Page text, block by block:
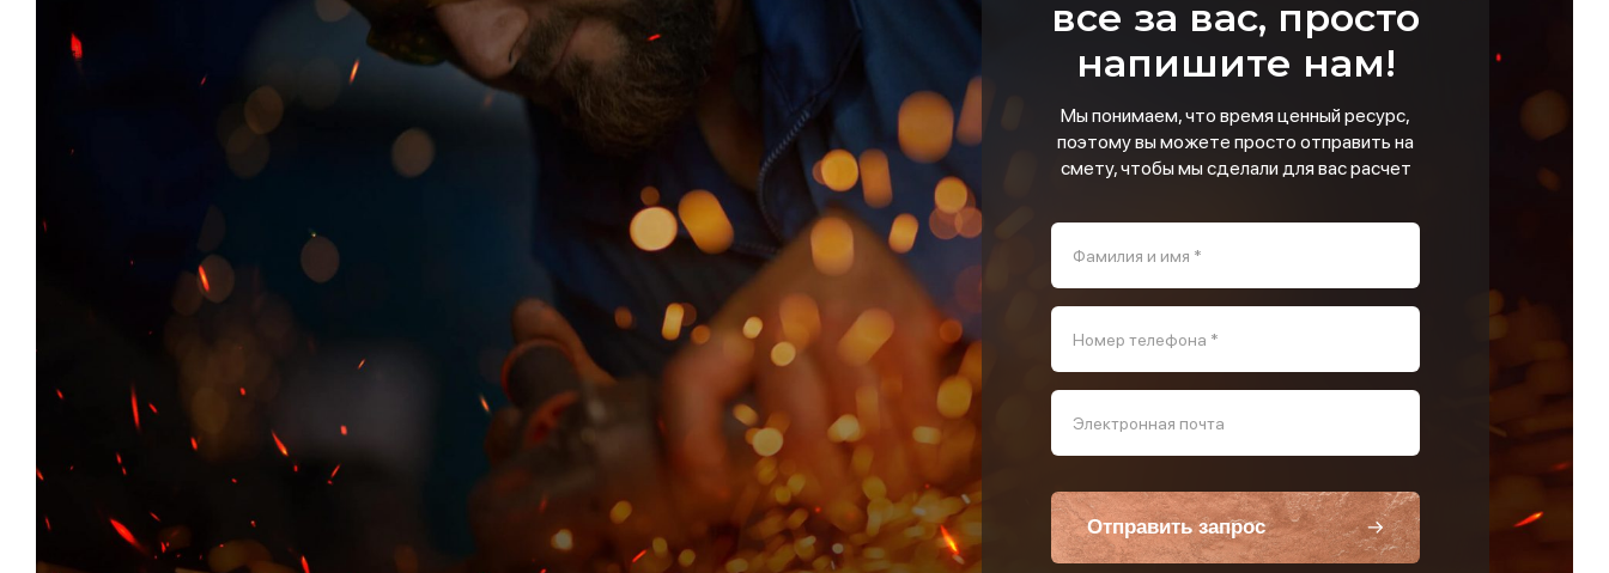
все за вас, просто
напишите нам!
Мы понимаем, что время ценный ресурс,
поэтому вы можете просто отправить на
смету, чтобы мы сделали для вас расчет
Фамилия и имя *
Номер телефона *
Электронная почта
Отправить запрос